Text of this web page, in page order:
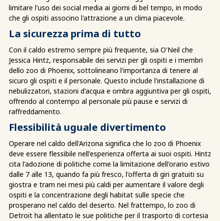
limitare l'uso dei social media ai giorni di bel tempo, in modo
che gli ospiti associno l'attrazione a un clima piacevole.
La sicurezza prima di tutto
Con il caldo estremo sempre più frequente, sia O'Neil che
Jessica Hintz, responsabile dei servizi per gli ospiti e i membri
dello zoo di Phoenix, sottolineano l'importanza di tenere al
sicuro gli ospiti e il personale. Questo include l'installazione di
nebulizzatori, stazioni d'acqua e ombra aggiuntiva per gli ospiti,
offrendo al contempo al personale più pause e servizi di
raffreddamento.
Flessibilità uguale divertimento
Operare nel caldo dell'Arizona significa che lo zoo di Phoenix
deve essere flessibile nell'esperienza offerta ai suoi ospiti. Hintz
cita l'adozione di politiche come la limitazione dell'orario estivo
dalle 7 alle 13, quando fa più fresco, l'offerta di giri gratuiti su
giostra e tram nei mesi più caldi per aumentare il valore degli
ospiti e la concentrazione degli habitat sulle specie che
prosperano nel caldo del deserto. Nel frattempo, lo zoo di
Detroit ha allentato le sue politiche per il trasporto di cortesia